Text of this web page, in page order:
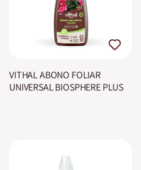
VITHAL ABONO FOLIAR
UNIVERSAL BIOSPHERE PLUS